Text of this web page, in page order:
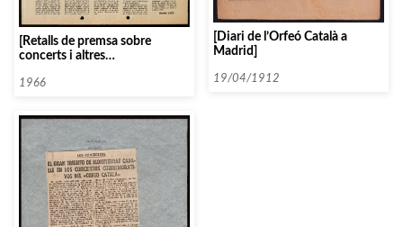
[Retalls de premsa sobre
concerts i altres
Català]
1966
[Diari de l’Orfeó Català a
Madrid]
19/04/1912